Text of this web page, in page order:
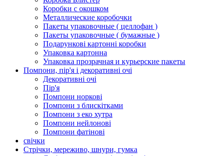
Коробки с окошком
Металлические коробочки
Пакеты упаковочные ( целлофан )
Пакеты упаковочные ( бумажные )
Подарункові картонні коробки
Упаковка картонна
Упаковка прозрачная и курьерские пакеты
Помпони, пір'я і декоративні очі
Декоративні очі
Пір'я
Помпони норкові
Помпони з блискітками
Помпони з еко хутра
Помпони нейлонові
Помпони фатінові
свічки
Стрічки, мереживо, шнури, гумка